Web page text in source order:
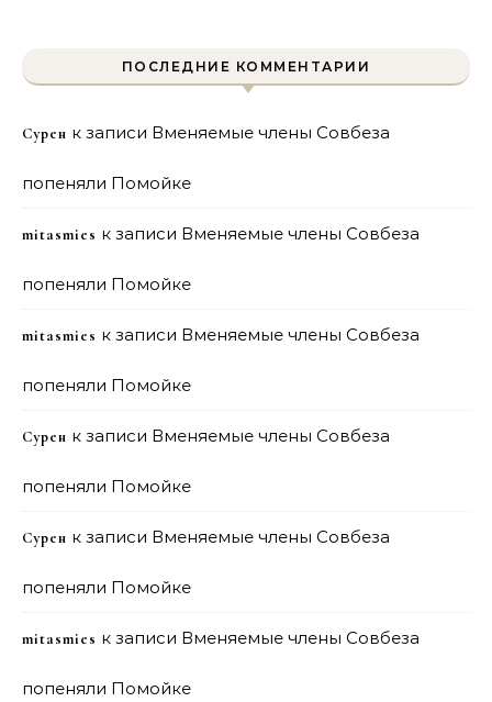
ПОСЛЕДНИЕ КОММЕНТАРИИ
Сурен к записи Вменяемые члены Совбеза
попеняли Помойке
mitasmies к записи Вменяемые члены Совбеза
попеняли Помойке
mitasmies к записи Вменяемые члены Совбеза
попеняли Помойке
Сурен к записи Вменяемые члены Совбеза
попеняли Помойке
Сурен к записи Вменяемые члены Совбеза
попеняли Помойке
mitasmies к записи Вменяемые члены Совбеза
попеняли Помойке